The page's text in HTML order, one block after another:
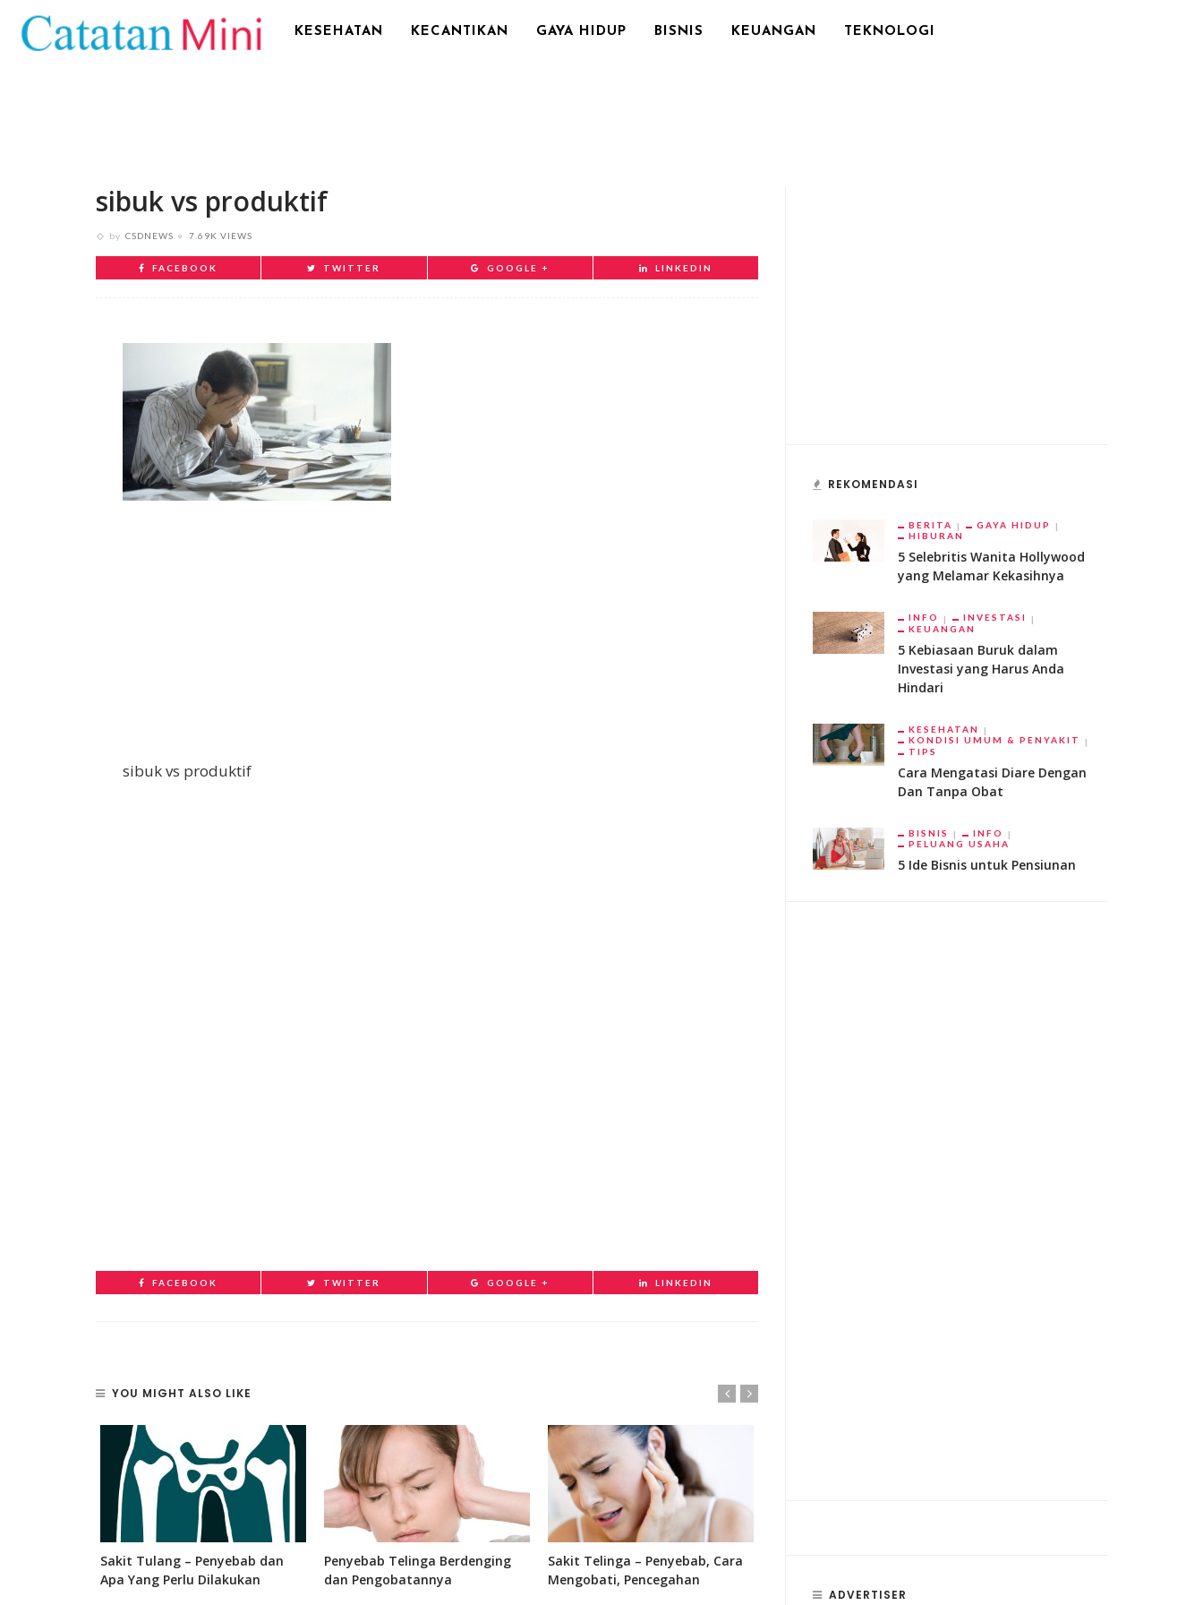
KESEHATAN KECANTIKAN GAYA HIDUP BISNIS KEUANGAN TEKNOLOGI
sibuk vs produktif
by CSDNEWS 7.69K VIEWS
FACEBOOK TWITTER GOOGLE + LINKEDIN
sibuk vs produktif
FACEBOOK TWITTER GOOGLE + LINKEDIN
YOU MIGHT ALSO LIKE
Sakit Tulang – Penyebab dan
Apa Yang Perlu Dilakukan
Penyebab Telinga Berdenging
dan Pengobatannya
Sakit Telinga – Penyebab, Cara
Mengobati, Pencegahan
REKOMENDASI
BERITA
GAYA HIDUP
HIBURAN
5 Selebritis Wanita Hollywood
yang Melamar Kekasihnya
INFO
INVESTASI
KEUANGAN
5 Kebiasaan Buruk dalam
Investasi yang Harus Anda
Hindari
KESEHATAN
KONDISI UMUM & PENYAKIT
TIPS
Cara Mengatasi Diare Dengan
Dan Tanpa Obat
BISNIS
INFO
PELUANG USAHA
5 Ide Bisnis untuk Pensiunan
ADVERTISER